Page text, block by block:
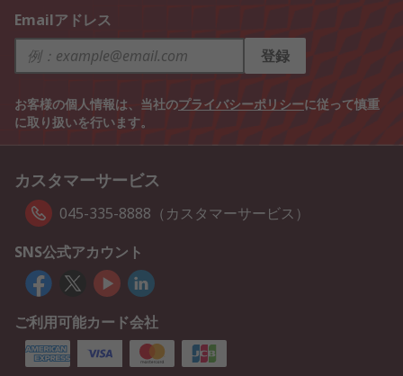
Emailアドレス
登録
お客様の個人情報は、当社のプライバシーポリシーに従って慎重
に取り扱いを行います。
カスタマーサービス
045-335-8888（カスタマーサービス）
SNS公式アカウント
ご利用可能カード会社